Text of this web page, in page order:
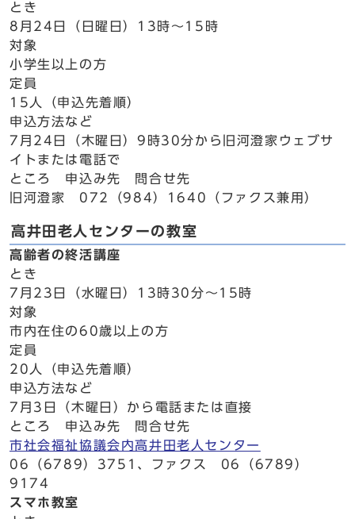
とき
8月24日（日曜日）13時～15時
対象
小学生以上の方
定員
15人（申込先着順）
申込方法など
7月24日（木曜日）9時30分から旧河澄家ウェブサ
イトまたは電話で
ところ 申込み先 問合せ先
旧河澄家 072（984）1640（ファクス兼用）
高井田老人センターの教室
高齢者の終活講座
とき
7月23日（水曜日）13時30分～15時
対象
市内在住の60歳以上の方
定員
20人（申込先着順）
申込方法など
7月3日（木曜日）から電話または直接
ところ 申込み先 問合せ先
市社会福祉協議会内高井田老人センター
06（6789）3751、ファクス 06（6789）
9174
スマホ教室